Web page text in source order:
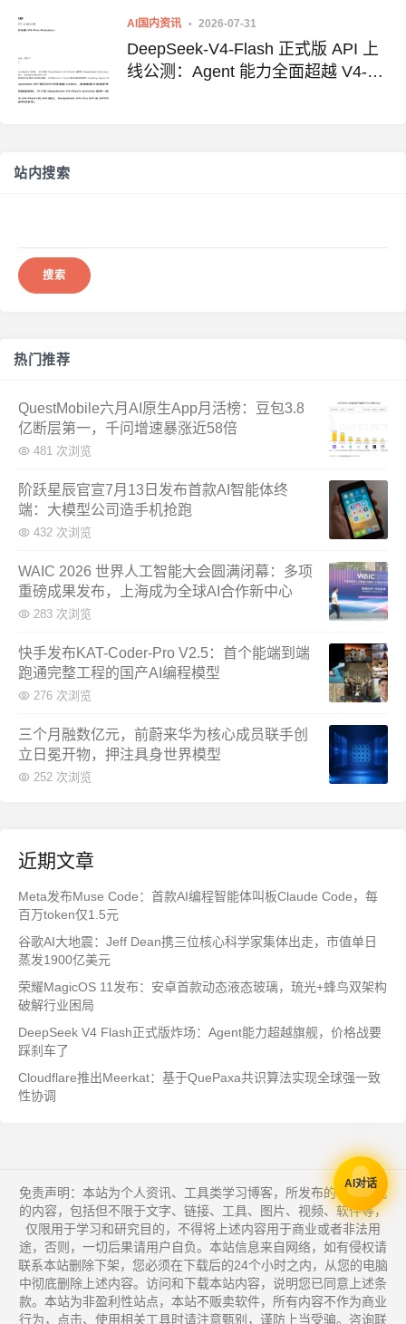
AI国内资讯 2026-07-31
DeepSeek-V4-Flash 正式版 API 上
线公测：Agent 能力全面超越 V4-
站内搜索
热门推荐
QuestMobile六月AI原生App月活榜：豆包3.8
亿断层第一，千问增速暴涨近58倍
481 次浏览
阶跃星辰官宣7月13日发布首款AI智能体终
端：大模型公司造手机抢跑
432 次浏览
WAIC 2026 世界人工智能大会圆满闭幕：多项
重磅成果发布，上海成为全球AI合作新中心
283 次浏览
快手发布KAT-Coder-Pro V2.5：首个能端到端
跑通完整工程的国产AI编程模型
276 次浏览
三个月融数亿元，前蔚来华为核心成员联手创
立日冕开物，押注具身世界模型
252 次浏览
近期文章
Meta发布Muse Code：首款AI编程智能体叫板Claude Code，每
百万token仅1.5元
谷歌AI大地震：Jeff Dean携三位核心科学家集体出走，市值单日
蒸发1900亿美元
荣耀MagicOS 11发布：安卓首款动态液态玻璃，琉光+蜂鸟双架构
破解行业困局
DeepSeek V4 Flash正式版炸场：Agent能力超越旗舰，价格战要
踩刹车了
Cloudflare推出Meerkat：基于QuePaxa共识算法实现全球强一致
性协调
免责声明：本站为个人资讯、工具类学习博客，所发布的一切形式
的内容，包括但不限于文字、链接、工具、图片、视频、软件等，
仅限用于学习和研究目的，不得将上述内容用于商业或者非法用
途，否则，一切后果请用户自负。本站信息来自网络，如有侵权请
联系本站删除下架，您必须在下载后的24个小时之内，从您的电脑
中彻底删除上述内容。访问和下载本站内容，说明您已同意上述条
款。本站为非盈利性站点，本站不贩卖软件，所有内容不作为商业
行为，点击、使用相关工具时请注意甄别，谨防上当受骗。咨询联
AI对话